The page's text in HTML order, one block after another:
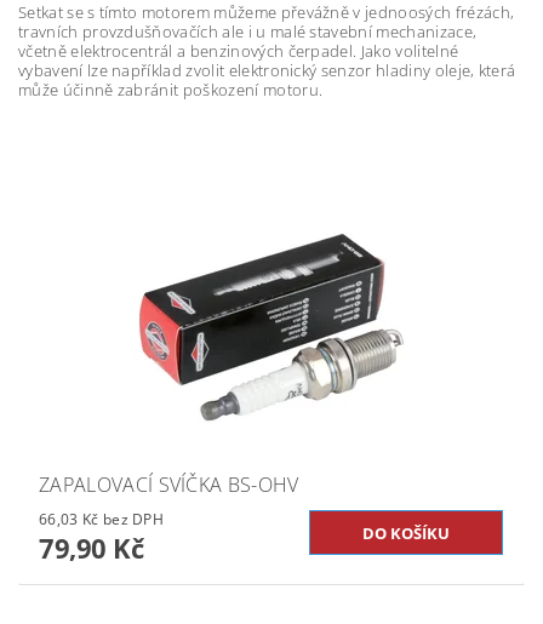
Setkat se s tímto motorem můžeme převážně v jednoosých frézách,
travních provzdušňovačích ale i u malé stavební mechanizace,
včetně elektrocentrál a benzinových čerpadel. Jako volitelné
vybavení lze například zvolit elektronický senzor hladiny oleje, která
může účinně zabránit poškození motoru.
ZAPALOVACÍ SVÍČKA BS-OHV
66,03 Kč bez DPH
79,90 Kč